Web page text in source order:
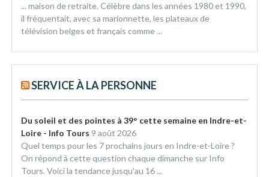
... maison de retraite. Célèbre dans les années 1980 et 1990,
il fréquentait, avec sa marionnette, les plateaux de
télévision belges et français comme ...
SERVICE À LA PERSONNE
Du soleil et des pointes à 39° cette semaine en Indre-et-
Loire - Info Tours 9 août 2026
Quel temps pour les 7 prochains jours en Indre-et-Loire ?
On répond à cette question chaque dimanche sur Info
Tours. Voici la tendance jusqu'au 16 ...